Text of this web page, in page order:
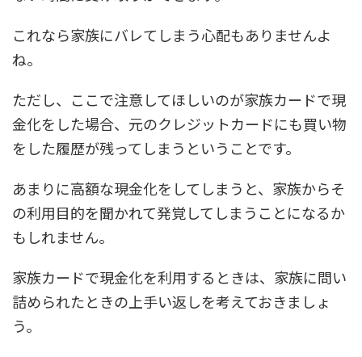
これなら家族にバレてしまう心配もありませんよ
ね。
ただし、ここで注意してほしいのが家族カードで現
金化をした場合、元のクレジットカードにも買い物
をした履歴が残ってしまうということです。
あまりに高額な現金化をしてしまうと、家族からそ
の利用目的を聞かれて発覚してしまうことになるか
もしれません。
家族カードで現金化を利用するときは、家族に問い
詰められたときの上手い返しを考えておきましょ
う。